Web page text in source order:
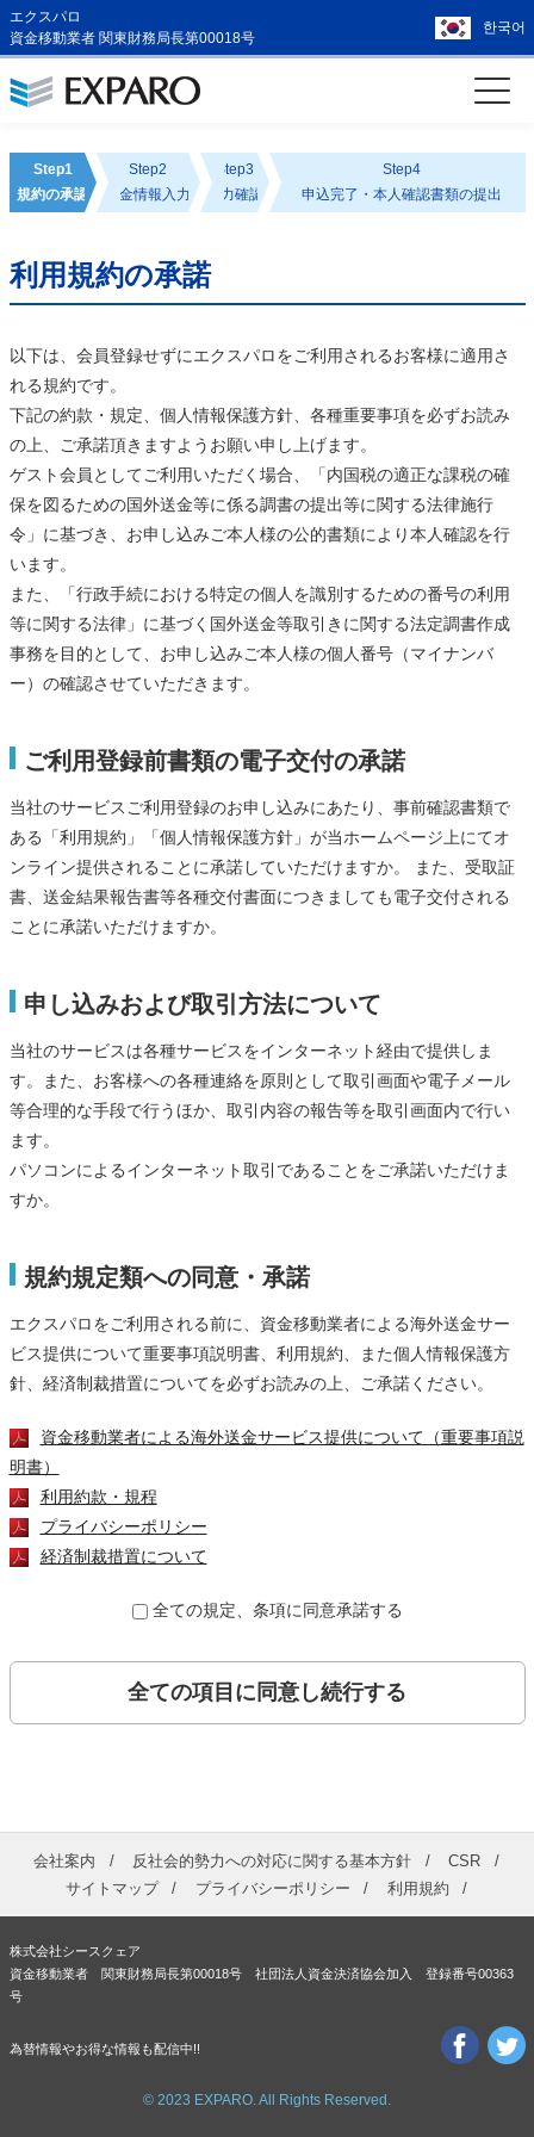
エクスパロ
資金移動業者 関東財務局長第00018号
한국어
Step1
規約の承認
Step2
送金情報入力
Step3
入力確認
Step4
申込完了・本人確認書類の提出
利用規約の承諾
以下は、会員登録せずにエクスパロをご利用されるお客様に適用さ
れる規約です。
下記の約款・規定、個人情報保護方針、各種重要事項を必ずお読み
の上、ご承諾頂きますようお願い申し上げます。
ゲスト会員としてご利用いただく場合、「内国税の適正な課税の確
保を図るための国外送金等に係る調書の提出等に関する法律施行
令」に基づき、お申し込みご本人様の公的書類により本人確認を行
います。
また、「行政手続における特定の個人を識別するための番号の利用
等に関する法律」に基づく国外送金等取引きに関する法定調書作成
事務を目的として、お申し込みご本人様の個人番号（マイナンバ
ー）の確認させていただきます。
ご利用登録前書類の電子交付の承諾
当社のサービスご利用登録のお申し込みにあたり、事前確認書類で
ある「利用規約」「個人情報保護方針」が当ホームページ上にてオ
ンライン提供されることに承諾していただけますか。 また、受取証
書、送金結果報告書等各種交付書面につきましても電子交付される
ことに承諾いただけますか。
申し込みおよび取引方法について
当社のサービスは各種サービスをインターネット経由で提供しま
す。また、お客様への各種連絡を原則として取引画面や電子メール
等合理的な手段で行うほか、取引内容の報告等を取引画面内で行い
ます。
パソコンによるインターネット取引であることをご承諾いただけま
すか。
規約規定類への同意・承諾
エクスパロをご利用される前に、資金移動業者による海外送金サー
ビス提供について重要事項説明書、利用規約、また個人情報保護方
針、経済制裁措置についてを必ずお読みの上、ご承諾ください。
資金移動業者による海外送金サービス提供について（重要事項説
明書）
利用約款・規程
プライバシーポリシー
経済制裁措置について
全ての規定、条項に同意承諾する
全ての項目に同意し続行する
会社案内 反社会的勢力への対応に関する基本方針
CSR
サイトマップ
プライバシーポリシー 利用規約
株式会社シースクェア
資金移動業者 関東財務局長第00018号 社団法人資金決済協会加入 登録番号00363
号
為替情報やお得な情報も配信中!!
© 2023 EXPARO. All Rights Reserved.